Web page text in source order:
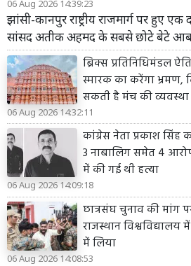
06 Aug 2026 14:39:23
झांसी-कानपुर राष्ट्रीय राजमार्ग पर हुए
सांसद अतीक अहमद के सबसे छोटे बेटे
ब्रिक्स प्रतिनिधिमंडल
स्मारक का करेंगा
सकती है मंच की व्यवस्था
06 Aug 2026 14:32:11
कांग्रेस नेता प्रकाश
3 नाबालिग समेत 4
में की गई थी हत्या
06 Aug 2026 14:09:18
छात्रसंघ चुनाव की मांग
राजस्थान विश्वविद्यालय
में लिया
06 Aug 2026 14:08:53